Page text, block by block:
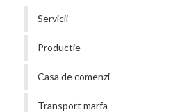
Servicii
Productie
Casa de comenzi
Transport marfa